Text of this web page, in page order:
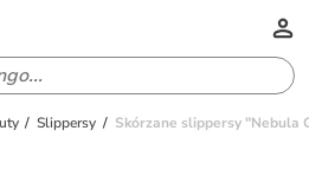
Slippersy Skórzane slippersy "Nebula